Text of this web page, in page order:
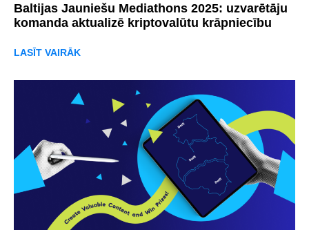
Baltijas Jauniešu Mediathons 2025: uzvarētāju
komanda aktualizē kriptovalūtu krāpniecību
LASĪT VAIRĀK